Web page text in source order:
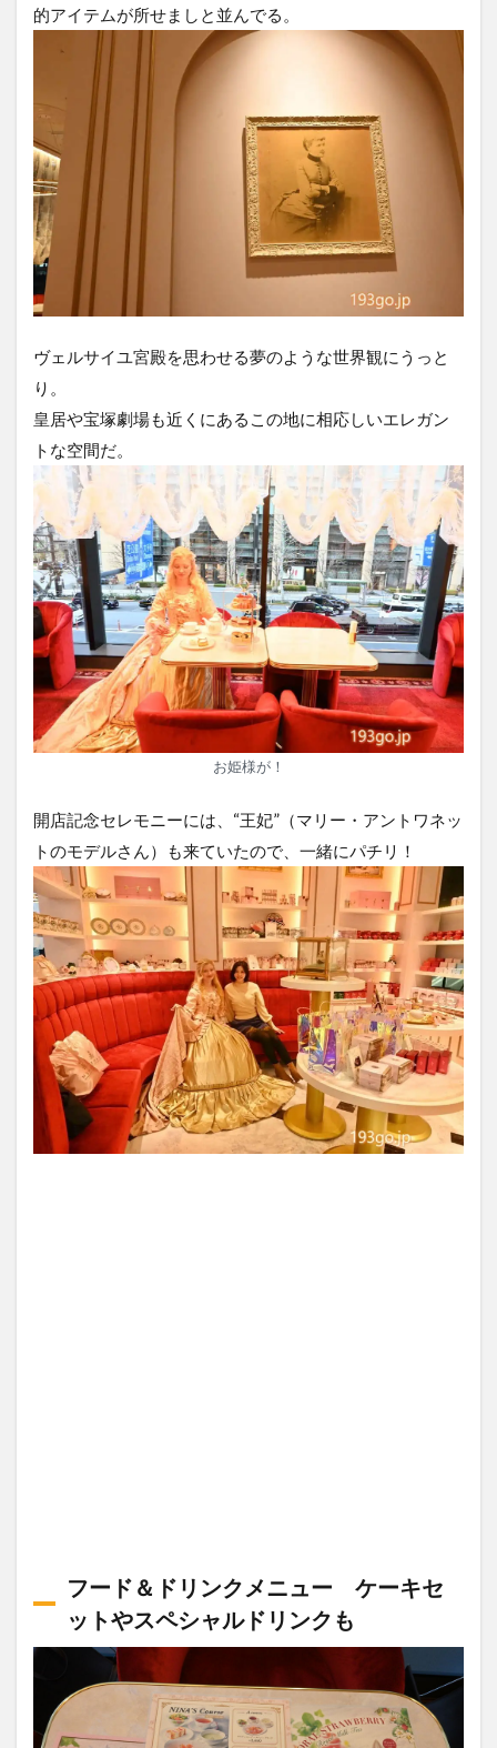
的アイテムが所せましと並んでる。
ヴェルサイユ宮殿を思わせる夢のような世界観にうっと
り。
皇居や宝塚劇場も近くにあるこの地に相応しいエレガン
トな空間だ。
お姫様が！
開店記念セレモニーには、“王妃”（マリー・アントワネッ
トのモデルさん）も来ていたので、一緒にパチリ！
フード＆ドリンクメニュー ケーキセ
ットやスペシャルドリンクも